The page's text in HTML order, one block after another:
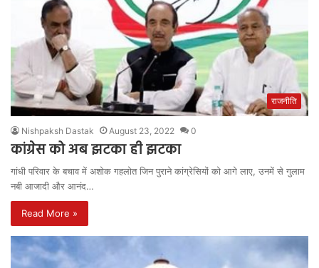
राजनीति
Nishpaksh Dastak August 23, 2022 0
कांग्रेस को अब झटका ही झटका
गांधी परिवार के बचाव में अशोक गहलोत जिन पुराने कांग्रेसियों को आगे लाए, उनमें से गुलाम
नबी आजादी और आनंद…
Read More »